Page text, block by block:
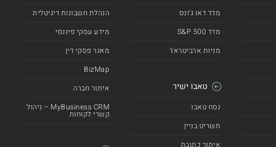
מדד דאו ג'ונס
מדד 500 S&P
מניות ארביטראז'
טאבו ישיר
נסח טאבו
תשריט בניין
איתור כתובת
הנהלת חשבונות דיגיטלית
מידע עסקי פיננסי
מאגר פסקי דין
BizMap
איתור חברה
MyBusiness CRM – ניהול
קשרי לקוחות